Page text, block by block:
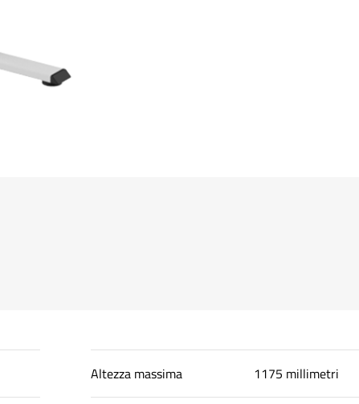
Altezza massima 1175 millimetri